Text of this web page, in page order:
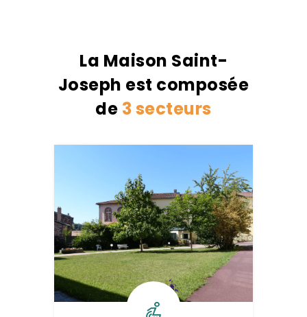
La Maison Saint-
Joseph est composée
de 3 secteurs